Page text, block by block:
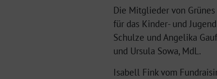
Die Mitglieder von
für das Kinder- und
Schulze und Angelika
und Ursula Sowa, MdL.
Isabell Fink vom